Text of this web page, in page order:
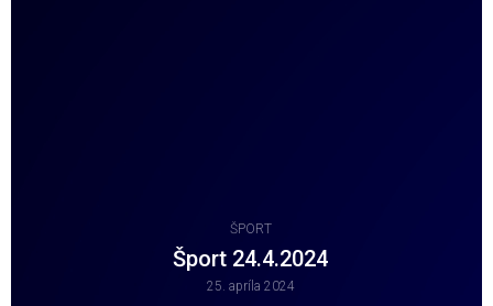
ŠPORT
Šport 24.4.2024
25. apríla 2024